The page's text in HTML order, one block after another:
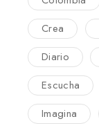
Crea
Diario
Escucha
Imagina